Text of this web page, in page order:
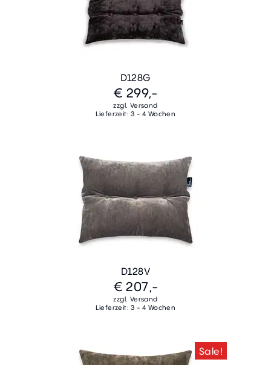
D128G
€ 299,-
zzgl. Versand
Lieferzeit: 3 - 4 Wochen
D128V
€ 207,-
zzgl. Versand
Lieferzeit: 3 - 4 Wochen
Sale!